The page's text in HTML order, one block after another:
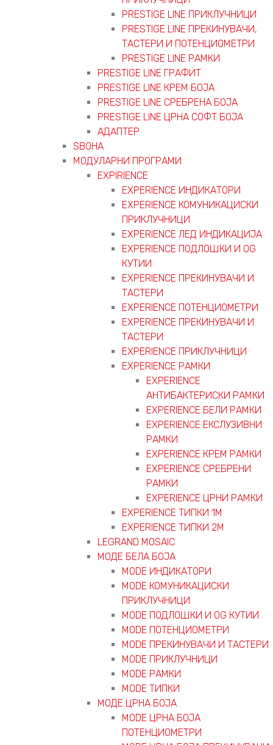
PRESTIGE LINE ПРИКЛУЧНИЦИ
PRESTIGE LINE ПРЕКИНУВАЧИ,
ТАСТЕРИ И ПОТЕНЦИОМЕТРИ
PRESTIGE LINE РАМКИ
PRESTIGE LINE ГРАФИТ
PRESTIGE LINE КРЕМ БОЈА
PRESTIGE LINE СРЕБРЕНА БОЈА
PRESTIGE LINE ЦРНА СОФТ БОЈА
АДАПТЕР
ЅВОНА
МОДУЛАРНИ ПРОГРАМИ
EXPIRIENCE
EXPERIENCE ИНДИКАТОРИ
EXPERIENCE КОМУНИКАЦИСКИ
ПРИКЛУЧНИЦИ
EXPERIENCE ЛЕД ИНДИКАЦИЈА
EXPERIENCE ПОДЛОШКИ И OG
КУТИИ
EXPERIENCE ПРЕКИНУВАЧИ И
ТАСТЕРИ
EXPERIENCE ПОТЕНЦИОМЕТРИ
EXPERIENCE ПРЕКИНУВАЧИ И
ТАСТЕРИ
EXPERIENCE ПРИКЛУЧНИЦИ
EXPERIENCE РАМКИ
EXPERIENCE
АНТИБАКТЕРИСКИ РАМКИ
EXPERIENCE БЕЛИ РАМКИ
EXPERIENCE ЕКСЛУЗИВНИ
РАМКИ
EXPERIENCE КРЕМ РАМКИ
EXPERIENCE СРЕБРЕНИ
РАМКИ
EXPERIENCE ЦРНИ РАМКИ
EXPERIENCE ТИПКИ 1M
EXPERIENCE ТИПКИ 2М
LEGRAND MOSAIC
МОДЕ БЕЛА БОЈА
MODE ИНДИКАТОРИ
MODE КОМУНИКАЦИСКИ
ПРИКЛУЧНИЦИ
MODE ПОДЛОШКИ И OG КУТИИ
MODE ПОТЕНЦИОМЕТРИ
MODE ПРEКИНУВАЧИ И ТАСТЕРИ
MODE ПРИКЛУЧНИЦИ
MODE РАМКИ
MODE ТИПКИ
МОДЕ ЦРНА БОЈА
MODE ЦРНА БОЈА
ПОТЕНЦИОМЕТРИ